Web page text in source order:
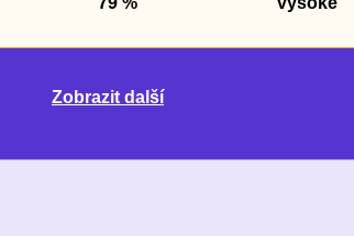
Zobrazit další